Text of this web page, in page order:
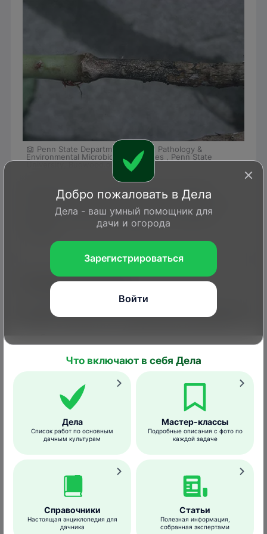
Penn State Department of Plant Pathology &
Environmental Microbiology Archives , Penn State
Признаки этого заболевания у вишни
сложно заметить на начальной стадии, и
обычно лечение начинается слишком
Условия развития
Наибольшее распространение заболевание
антракноза – влажность воздуха около 90%
и температура в диапазоне 23-27°C).
Повышают риск заражения высокий
уровень кислотности почвы и ее плохая
аэрация, а также нехватка калия и
фосфора.
Меры борьбы и профилактики
Для профилактики заболевания ранней
весной до начала сокодвижения
Добро пожаловать в Дела
Дела - ваш умный помощник для
дачи и огорода
Зарегистрироваться
Войти
Что включают в себя Дела
Дела
Список работ по основным
дачным культурам
Мастер-классы
Подробные описания с фото по
каждой задаче
Справочники
Настоящая энциклопедия для
дачника
Статьи
Полезная информация,
собранная экспертами